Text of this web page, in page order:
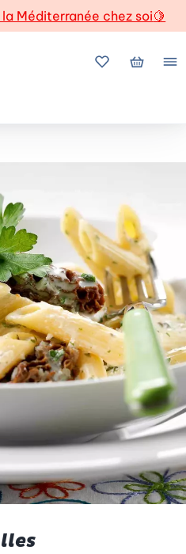
Méditerranée chez soi🍋
Mes favoris
Mon